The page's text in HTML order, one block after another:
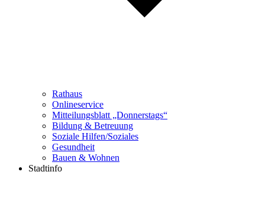
Rathaus
Onlineservice
Mitteilungsblatt „Donnerstags“
Bildung & Betreuung
Soziale Hilfen/Soziales
Gesundheit
Bauen & Wohnen
Stadtinfo